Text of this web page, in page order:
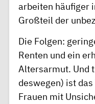
arbeiten häufiger
Großteil der
Die Folgen:
Renten und ein
Altersarmut. Und
deswegen) ist
Frauen mit